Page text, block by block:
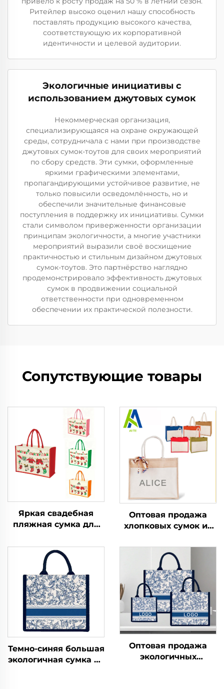
Ритейлер высоко оценил нашу способность
поставлять продукцию высокого качества,
соответствующую их корпоративной
идентичности и целевой аудитории.
Экологичные инициативы с
использованием джутовых сумок
Некоммерческая организация,
специализирующаяся на охране окружающей
среды, сотрудничала с нами при производстве
джутовых сумок-тоутов для своих мероприятий
по сбору средств. Эти сумки, оформленные
яркими графическими элементами,
пропагандирующими устойчивое развитие, не
только повысили осведомлённость, но и
обеспечили значительные финансовые
поступления в поддержку их инициативы. Сумки
стали символом приверженности организации
принципам экологичности, а многие участники
мероприятий выразили своё восхищение
практичностью и стильным дизайном джутовых
сумок-тоутов. Это партнёрство наглядно
продемонстрировало эффективность джутовых
сумок в продвижении социальной
ответственности при одновременном
обеспечении их практической полезности.
Сопутствующие товары
Яркая свадебная
пляжная сумка для
переработанного
мешковины и джута,
сумка-шоппер с
логотипом, свадебная
сумка из
переработанной
мешковины и джута
для промоакций
Оптовая продажа
хлопковых сумок из
узором из букв, с
застежкой-молнией,
экологически чистые,
размерами до
крупных
Темно-синяя большая
экологичная сумка из
Оптовая продажа
экологичных